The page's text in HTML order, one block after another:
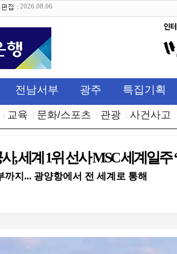
2026.08.06
전남서부 광주 특집기획
교육 문화/스포츠 관광 사건사고
, 세계 1위 선사 MSC 세계일주
까지... 광양항에서 전 세계로 통해